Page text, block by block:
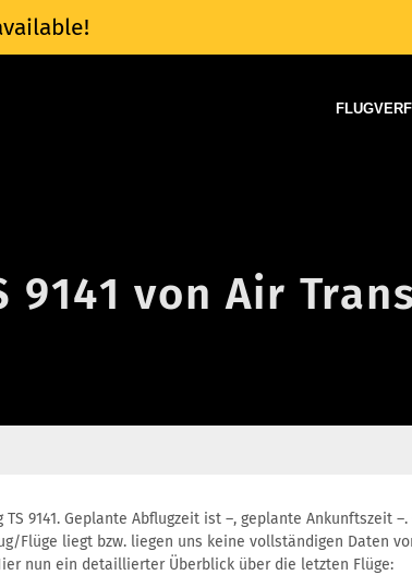
9141 von Air
9141. Geplante Abflugzeit ist –, geplante Ankunftszeit
Flüge liegt bzw. liegen uns keine vollständigen Daten
nun ein detaillierter Überblick über die letzten Flüge: